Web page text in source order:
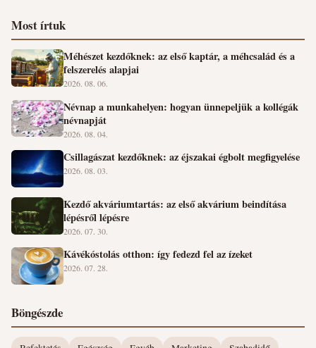
Most írtuk
Méhészet kezdőknek: az első kaptár, a méhcsalád és a
felszerelés alapjai
2026. 08. 06.
Névnap a munkahelyen: hogyan ünnepeljük a kollégák
névnapját
2026. 08. 04.
Csillagászat kezdőknek: az éjszakai égbolt megfigyelése
2026. 08. 03.
Kezdő akváriumtartás: az első akvárium beindítása
lépésről lépésre
2026. 07. 30.
Kávékóstolás otthon: így fedezd fel az ízeket
2026. 07. 28.
Böngészde